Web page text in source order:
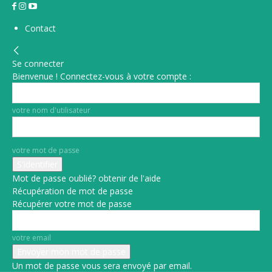
Contact
Se connecter
Bienvenue ! Connectez-vous à votre compte :
votre nom d'utilisateur
votre mot de passe
Mot de passe oublié? obtenir de l'aide
Récupération de mot de passe
Récupérer votre mot de passe
votre email
Un mot de passe vous sera envoyé par email.